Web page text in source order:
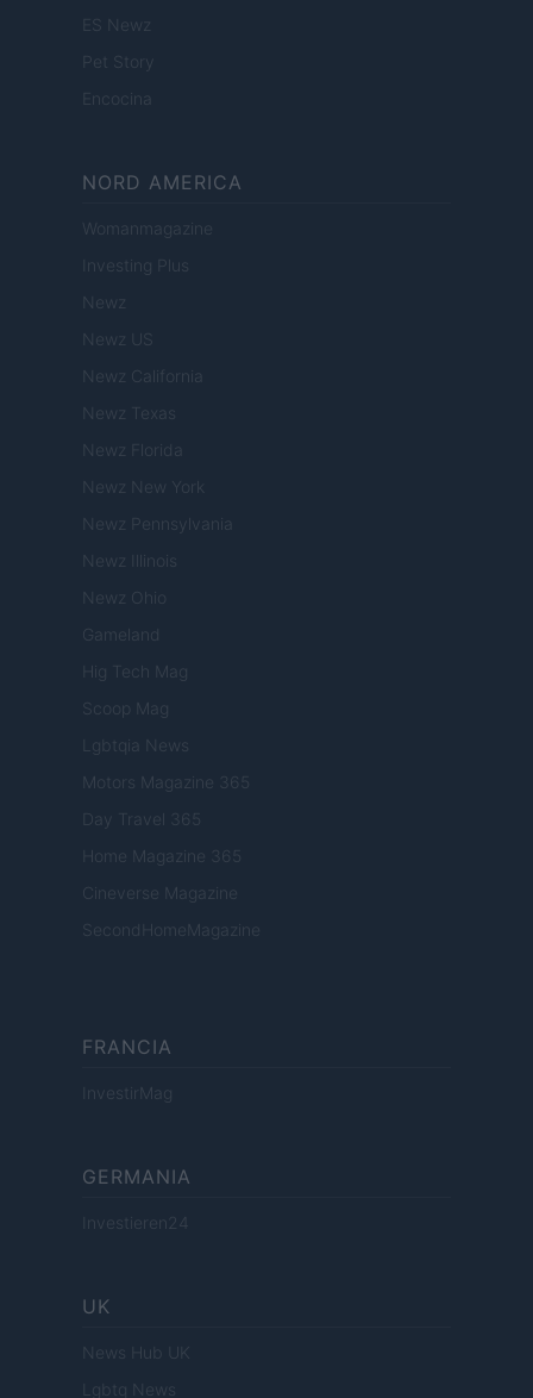
ES Newz
Pet Story
Encocina
NORD AMERICA
Womanmagazine
Investing Plus
Newz
Newz US
Newz California
Newz Texas
Newz Florida
Newz New York
Newz Pennsylvania
Newz Illinois
Newz Ohio
Gameland
Hig Tech Mag
Scoop Mag
Lgbtqia News
Motors Magazine 365
Day Travel 365
Home Magazine 365
Cineverse Magazine
SecondHomeMagazine
FRANCIA
InvestirMag
GERMANIA
Investieren24
UK
News Hub UK
Lgbtq News